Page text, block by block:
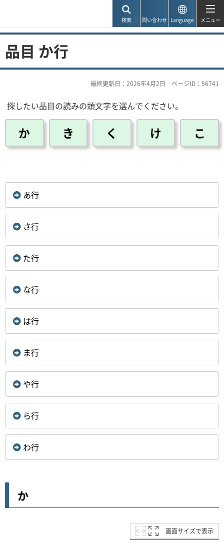
検索 問い合わせ Language メニュー
品目 か行
最終更新日：2026年4月2日 ページID：56741
探したい品目の読みの頭文字を選んでください。
か き く け こ
あ行
さ行
た行
な行
は行
ま行
や行
ら行
わ行
か
画面サイズで表示